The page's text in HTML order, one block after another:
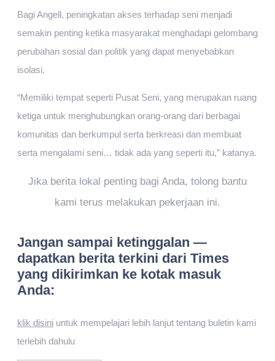
Bagi Angell, peningkatan akses terhadap seni menjadi
semakin penting ketika masyarakat menghadapi gelombang
perubahan sosial dan politik yang dapat menyebabkan
isolasi.
“Memiliki tempat seperti Pusat Seni, yang merupakan ruang
ketiga untuk menghubungkan orang-orang dari berbagai
komunitas dan berkumpul serta berkreasi dan membuat
serta mengalami seni… tidak ada yang seperti itu,” katanya.
Jika berita lokal penting bagi Anda, tolong bantu
kami terus melakukan pekerjaan ini.
Jangan sampai ketinggalan —
dapatkan berita terkini dari Times
yang dikirimkan ke kotak masuk
Anda:
klik disini untuk mempelajari lebih lanjut tentang buletin kami
terlebih dahulu